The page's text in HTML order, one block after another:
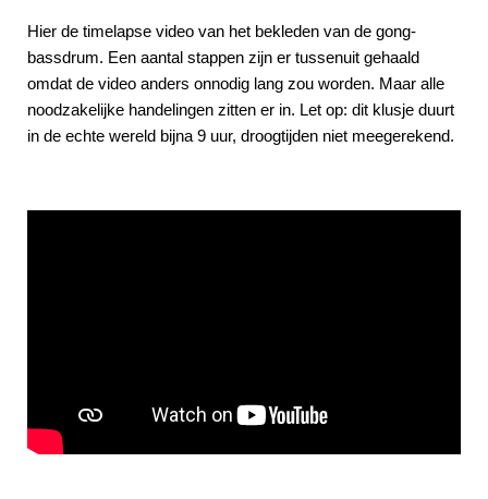
Hier de timelapse video van het bekleden van de gong-
bassdrum. Een aantal stappen zijn er tussenuit gehaald
omdat de video anders onnodig lang zou worden. Maar alle
noodzakelijke handelingen zitten er in. Let op: dit klusje duurt
in de echte wereld bijna 9 uur, droogtijden niet meegerekend.